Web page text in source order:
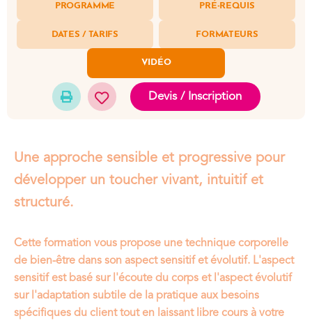
PROGRAMME PRÉ-REQUIS
DATES / TARIFS FORMATEURS
VIDÉO
Devis / Inscription
Une approche sensible et progressive pour
développer un toucher vivant, intuitif et
structuré.
Cette formation vous propose une technique corporelle
de bien-être dans son aspect sensitif et évolutif. L'aspect
sensitif est basé sur l'écoute du corps et l'aspect évolutif
sur l'adaptation subtile de la pratique aux besoins
spécifiques du client tout en laissant libre cours à votre